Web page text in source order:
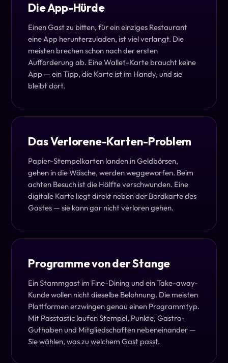
Die App-Hürde
Einen Gast zu bitten, für ein einziges Restaurant
eine App herunterzuladen, ist viel verlangt. Die
meisten brechen schon nach der ersten
Aufforderung ab. Eine Wallet-Karte braucht keine
App — ein Tipp, die Karte ist im Handy, und sie
bleibt dort.
Das Verlorene-Karten-Problem
Papier-Stempelkarten landen in Geldbörsen,
gehen in die Wäsche, werden weggeworfen. Beim
achten Besuch ist die Hälfte verschwunden. Eine
digitale Karte liegt direkt neben der Bordkarte des
Gastes — sie kann gar nicht verloren gehen.
Programme von der Stange
Ein Stammgast im Fine-Dining und ein Take-away-
Kunde wollen nicht dieselbe Belohnung. Die meisten
Plattformen erzwingen genau einen Programmtyp.
Mit Passtastic laufen Stempel, Punkte, Gastro-
Guthaben und Mitgliedschaften nebeneinander —
Sie wählen, was zu welchem Gast passt.